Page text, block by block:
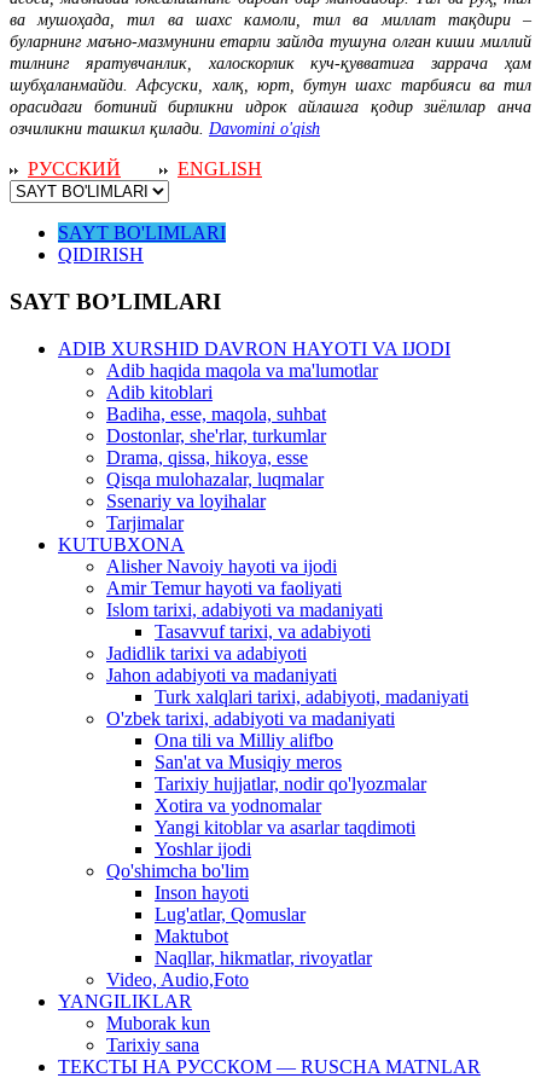
ва мушоҳада, тил ва шахс камоли, тил ва миллат тақдири –
буларнинг маъно-мазмунини етарли зайлда тушуна олган киши миллий
тилнинг яратувчанлик, халоскорлик куч-қувватига заррача ҳам
шубҳаланмайди. Афсуски, халқ, юрт, бутун шахс тарбияси ва тил
орасидаги ботиний бирликни идрок айлашга қодир зиёлилар анча
озчиликни ташкил қилади. Davomini o'qish
РУССКИЙ ENGLISH
SAYT BO'LIMLARI
QIDIRISH
SAYT BO’LIMLARI
ADIB XURSHID DAVRON HAYOTI VA IJODI
Adib haqida maqola va ma'lumotlar
Adib kitoblari
Badiha, esse, maqola, suhbat
Dostonlar, she'rlar, turkumlar
Drama, qissa, hikoya, esse
Qisqa mulohazalar, luqmalar
Ssenariy va loyihalar
Tarjimalar
KUTUBXONA
Alisher Navoiy hayoti va ijodi
Amir Temur hayoti va faoliyati
Islom tarixi, adabiyoti va madaniyati
Tasavvuf tarixi, va adabiyoti
Jadidlik tarixi va adabiyoti
Jahon adabiyoti va madaniyati
Turk xalqlari tarixi, adabiyoti, madaniyati
O'zbek tarixi, adabiyoti va madaniyati
Ona tili va Milliy alifbo
San'at va Musiqiy meros
Tarixiy hujjatlar, nodir qo'lyozmalar
Xotira va yodnomalar
Yangi kitoblar va asarlar taqdimoti
Yoshlar ijodi
Qo'shimcha bo'lim
Inson hayoti
Lug'atlar, Qomuslar
Maktubot
Naqllar, hikmatlar, rivoyatlar
Video, Audio,Foto
YANGILIKLAR
Muborak kun
Tarixiy sana
ТЕКСТЫ НА РУССКОМ — RUSCHA MATNLAR